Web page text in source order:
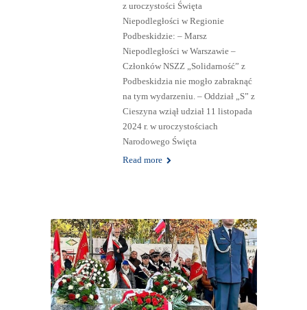
z uroczystości Święta
Niepodległości w Regionie
Podbeskidzie: – Marsz
Niepodległości w Warszawie –
Członków NSZZ „Solidarność” z
Podbeskidzia nie mogło zabraknąć
na tym wydarzeniu. – Oddział „S” z
Cieszyna wziął udział 11 listopada
2024 r. w uroczystościach
Narodowego Święta
Read more